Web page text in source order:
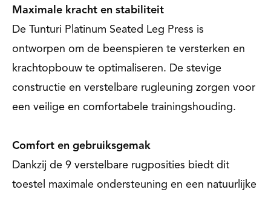
Maximale kracht en stabiliteit
De Tunturi Platinum Seated Leg Press is
ontworpen om de beenspieren te versterken en
krachtopbouw te optimaliseren. De stevige
constructie en verstelbare rugleuning zorgen voor
een veilige en comfortabele trainingshouding.
Comfort en gebruiksgemak
Dankzij de 9 verstelbare rugposities biedt dit
toestel maximale ondersteuning en een natuurlijke